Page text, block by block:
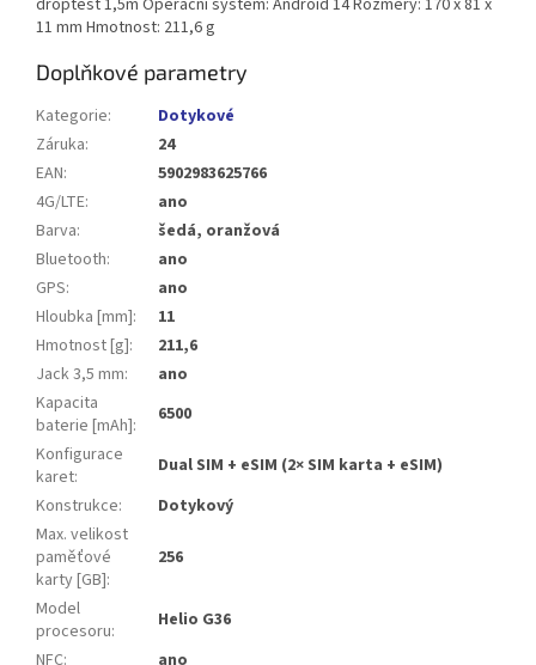
droptest 1,5m Operační systém: Android 14 Rozměry: 170 x 81 x
11 mm Hmotnost: 211,6 g
Doplňkové parametry
Kategorie:
Dotykové
Záruka:
24
EAN:
5902983625766
4G/LTE:
ano
Barva:
šedá, oranžová
Bluetooth:
ano
GPS:
ano
Hloubka [mm]:
11
Hmotnost [g]:
211,6
Jack 3,5 mm:
ano
Kapacita
baterie [mAh]:
6500
Konfigurace
karet:
Dual SIM + eSIM (2× SIM karta + eSIM)
Konstrukce:
Dotykový
Max. velikost
paměťové
karty [GB]:
256
Model
procesoru:
Helio G36